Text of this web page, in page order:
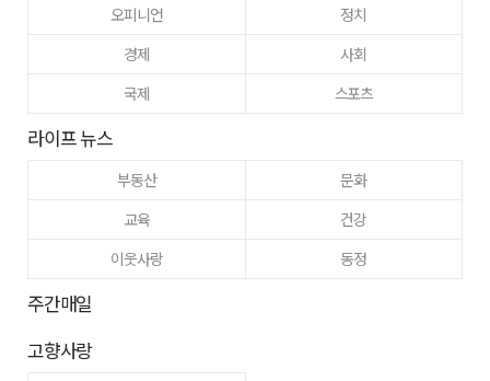
오피니언
정치
경제
사회
국제
스포츠
라이프 뉴스
부동산
문화
교육
건강
이웃사랑
동정
주간매일
고향사랑